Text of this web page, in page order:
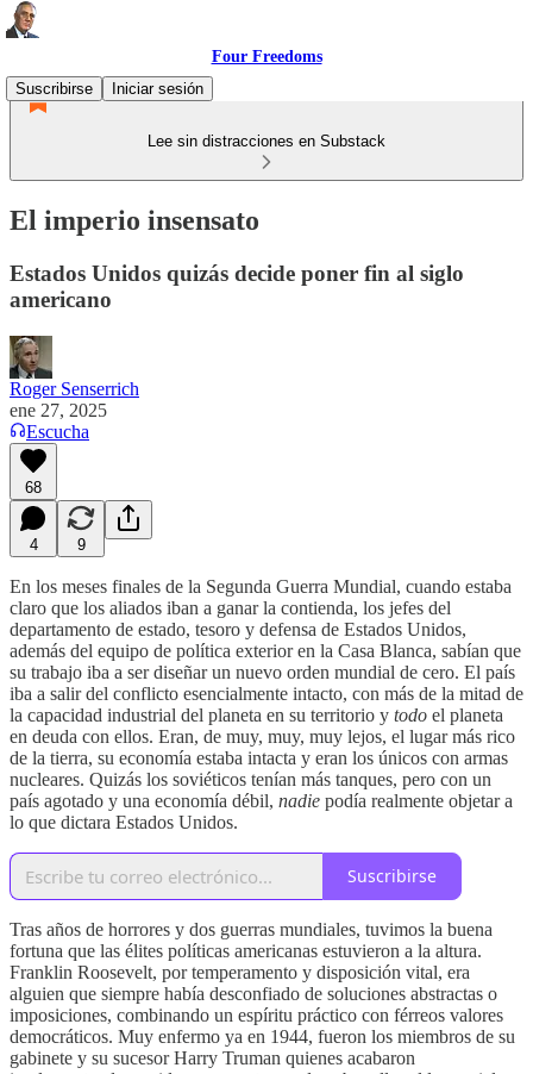
Four Freedoms
Suscribirse
Iniciar sesión
Lee sin distracciones en Substack
El imperio insensato
Estados Unidos quizás decide poner fin al siglo
americano
Roger Senserrich
ene 27, 2025
Escucha
68
4 9
En los meses finales de la Segunda Guerra Mundial, cuando estaba
claro que los aliados iban a ganar la contienda, los jefes del
departamento de estado, tesoro y defensa de Estados Unidos,
además del equipo de política exterior en la Casa Blanca, sabían que
su trabajo iba a ser diseñar un nuevo orden mundial de cero. El país
iba a salir del conflicto esencialmente intacto, con más de la mitad de
la capacidad industrial del planeta en su territorio y todo el planeta
en deuda con ellos. Eran, de muy, muy, muy lejos, el lugar más rico
de la tierra, su economía estaba intacta y eran los únicos con armas
nucleares. Quizás los soviéticos tenían más tanques, pero con un
país agotado y una economía débil, nadie podía realmente objetar a
lo que dictara Estados Unidos.
Suscribirse
Tras años de horrores y dos guerras mundiales, tuvimos la buena
fortuna que las élites políticas americanas estuvieron a la altura.
Franklin Roosevelt, por temperamento y disposición vital, era
alguien que siempre había desconfiado de soluciones abstractas o
imposiciones, combinando un espíritu práctico con férreos valores
democráticos. Muy enfermo ya en 1944, fueron los miembros de su
gabinete y su sucesor Harry Truman quienes acabaron